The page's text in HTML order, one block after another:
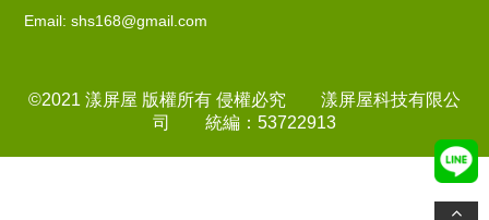
Email: shs168@gmail.com
©2021 漾屏屋 版權所有 侵權必究 漾屏屋科技有限公
司 統編：53722913